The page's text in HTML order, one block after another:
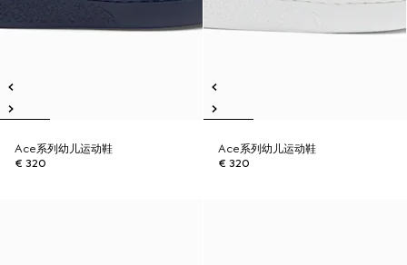
Ace系列幼儿运动鞋
€ 320
Ace系列幼儿运动鞋
€ 320